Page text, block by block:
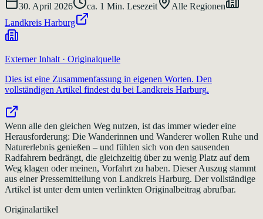
30. April 2026 ca. 1 Min. Lesezeit
Alle Regionen
Landkreis Harburg
Externer Inhalt · Originalquelle
Dies ist eine Zusammenfassung in eigenen Worten. Den
vollständigen Artikel findest du bei Landkreis Harburg.
Wenn alle den gleichen Weg nutzen, ist das immer wieder eine
Herausforderung: Die Wanderinnen und Wanderer wollen Ruhe und
Naturerlebnis genießen – und fühlen sich von den sausenden
Radfahrern bedrängt, die gleichzeitig über zu wenig Platz auf dem
Weg klagen oder meinen, Vorfahrt zu haben. Dieser Auszug stammt
aus einer Pressemitteilung von Landkreis Harburg. Der vollständige
Artikel ist unter dem unten verlinkten Originalbeitrag abrufbar.
Originalartikel